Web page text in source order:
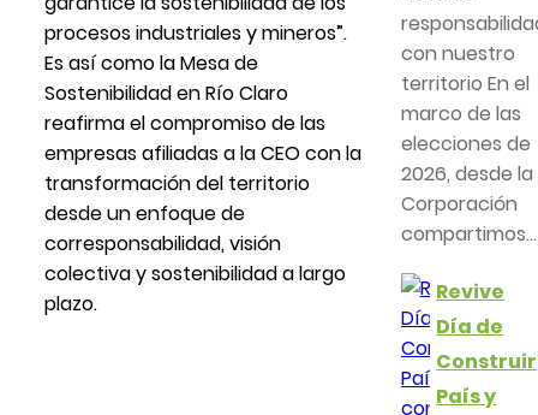
procesos industriales y mineros”.
Es así como la Mesa de
Sostenibilidad en Río Claro
reafirma el compromiso de las
empresas afiliadas a la CEO con la
transformación del territorio
desde un enfoque de
corresponsabilidad, visión
colectiva y sostenibilidad a largo
plazo.
con nuestro
territorio En el
marco de las
elecciones de
2026, desde la
Corporación
compartimos...
Revive
Día de
Construir
País y